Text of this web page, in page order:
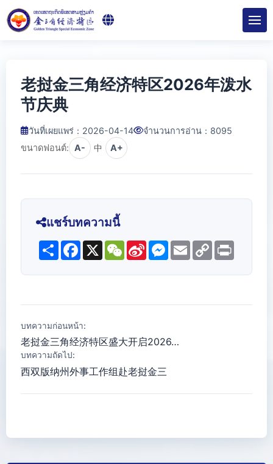
老挝金三角经济特区2026年泼水
节庆典
วันที่เผยแพร่：2026-04-14 จำนวนการอ่าน： 8095
ขนาดฟอนต์: A- 中 A+
แชร์บทความนี้
ShareFacebook
X WeChat
Sina
Weibo
Messenger
EmailCopy
Link
บทความก่อนหน้า:
老挝金三角经济特区盛大开启2026…
บทความถัดไป:
西双版纳州外事工作组赴老挝金三